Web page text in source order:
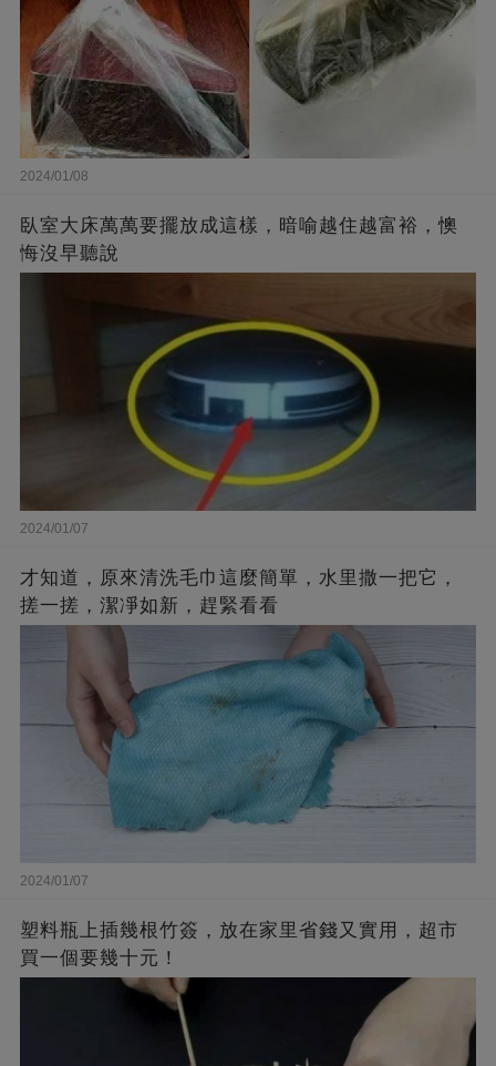
2024/01/08
臥室大床萬萬要擺放成這樣，暗喻越住越富裕，懊
悔沒早聽說
2024/01/07
才知道，原來清洗毛巾這麼簡單，水里撒一把它，
搓一搓，潔凈如新，趕緊看看
2024/01/07
塑料瓶上插幾根竹簽，放在家里省錢又實用，超市
買一個要幾十元！